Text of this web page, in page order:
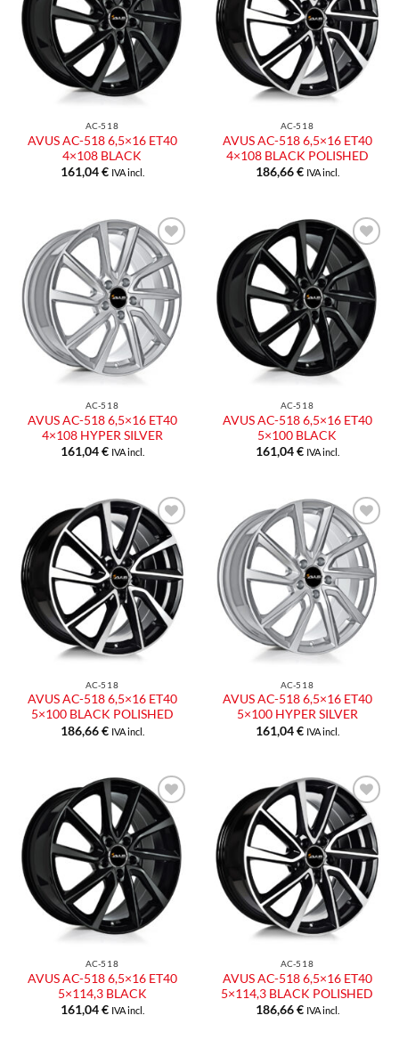
AC-518
AVUS AC-518 6,5×16 ET40
4×108 BLACK
161,04€ IVA incl.
AC-518
AVUS AC-518 6,5×16 ET40
4×108 BLACK POLISHED
186,66€ IVA incl.
AC-518
AVUS AC-518 6,5×16 ET40
4×108 HYPER SILVER
161,04€ IVA incl.
AC-518
AVUS AC-518 6,5×16 ET40
5×100 BLACK
161,04€ IVA incl.
AC-518
AVUS AC-518 6,5×16 ET40
5×100 BLACK POLISHED
186,66€ IVA incl.
AC-518
AVUS AC-518 6,5×16 ET40
5×100 HYPER SILVER
161,04€ IVA incl.
AC-518
AVUS AC-518 6,5×16 ET40
5×114,3 BLACK
161,04€ IVA incl.
AC-518
AVUS AC-518 6,5×16 ET40
5×114,3 BLACK POLISHED
186,66€ IVA incl.